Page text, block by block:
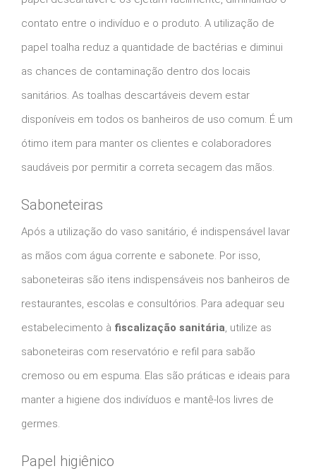
contato entre o indivíduo e o produto. A utilização de
papel toalha reduz a quantidade de bactérias e diminui
as chances de contaminação dentro dos locais
sanitários. As toalhas descartáveis devem estar
disponíveis em todos os banheiros de uso comum. É um
ótimo item para manter os clientes e colaboradores
saudáveis por permitir a correta secagem das mãos.
Saboneteiras
Após a utilização do vaso sanitário, é indispensável lavar
as mãos com água corrente e sabonete. Por isso,
saboneteiras são itens indispensáveis nos banheiros de
restaurantes, escolas e consultórios. Para adequar seu
estabelecimento à fiscalização sanitária, utilize as
saboneteiras com reservatório e refil para sabão
cremoso ou em espuma. Elas são práticas e ideais para
manter a higiene dos indivíduos e mantê-los livres de
germes.
Papel higiênico